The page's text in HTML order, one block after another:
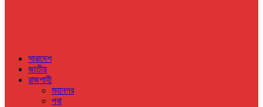
সারাদেশ
জাতীয়
রাজশাহী
মহানগর
পবা